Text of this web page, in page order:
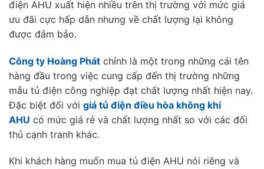
điện AHU xuất hiện nhiều trên thị trường với mức giá
ưu đãi cực hấp dẫn nhưng về chất lượng lại không
được đảm bảo.
Công ty Hoàng Phát chính là một trong những cái tên
hàng đầu trong việc cung cấp đến thị trường những
mẫu tủ điện công nghiệp đạt chất lượng nhất hiện nay.
Đặc biệt đối với giá tủ điện điều hòa không khí
AHU có mức giá rẻ và chất lượng nhất so với các đối
thủ cạnh tranh khác.
Khi khách hàng muốn mua tủ điện AHU nói riêng và